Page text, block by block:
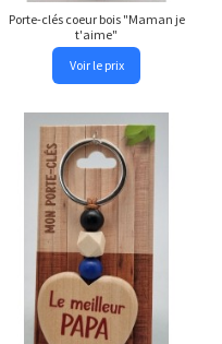
Porte-clés coeur bois "Maman je
t'aime"
Voir le prix